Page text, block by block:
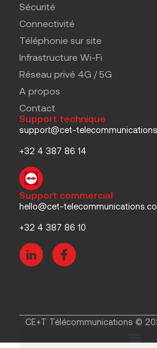
Sécurité
Connectivité
Téléphonie sur site
Infrastructure Wi-Fi
Réseau privé 4G / 5G
A propos
Contact
Support technique
support@cet-
+32 4 387 86 14
Support commercial
hello@cet-
+32 4 387 86 10
CE+T Télécommunications ©